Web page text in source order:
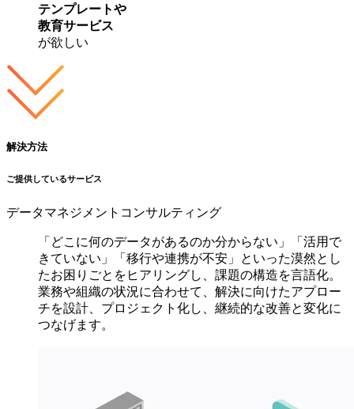
テンプレートや
教育サービス
が欲しい
解決方法
ご提供しているサービス
データマネジメントコンサルティング
「どこに何のデータがあるのか分からない」「活用で
きていない」「移行や連携が不安」といった漠然とし
たお困りごとをヒアリングし、課題の構造を言語化。
業務や組織の状況に合わせて、解決に向けたアプロー
チを設計、プロジェクト化し、継続的な改善と変化に
つなげます。